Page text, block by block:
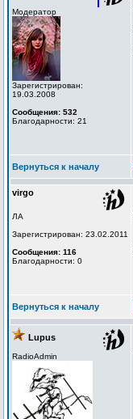
Модератор
Зарегистрирован:
19.03.2008
Сообщения: 532
Благодарности: 21
Вернуться к началу
virgo
ЛА
Зарегистрирован: 23.02.2011
Сообщения: 116
Благодарности: 0
Вернуться к началу
Lupus
RadioAdmin